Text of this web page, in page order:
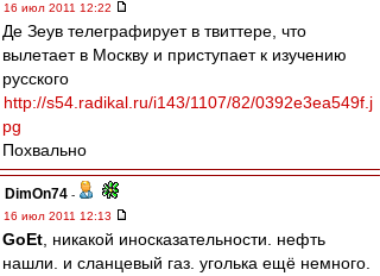
16 июл 2011 12:22
Де Зеув телеграфирует в твиттере, что
вылетает в Москву и приступает к изучению
русского
http://s54.radikal.ru/i143/1107/82/0392e3ea549f.j
pg
Похвально
DimOn74 -
16 июл 2011 12:13
GoEt , никакой иносказательности. нефть
нашли. и сланцевый газ. уголька ещё немного.